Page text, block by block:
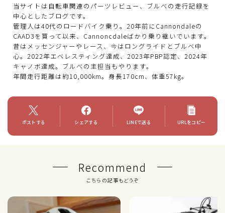
当サイトは自転車関連のパーツレビュー、ブルべの走行記録を
中心としたブログです。
管理人は40代のロードバイク乗り。20年前にCannondaleの
CAAD3を買って以来、Cannoncdaleばかり乗り継いでいます。
昔はメッセンジャーやレース、今はロングライドとブルベ中
心。2022年エベレスティング達成、2023年PBP認定、2024年
キャノボ達成。ブルべの主担当もやります。
年間走行距離は約10,000km。身長170cm、体重57kg。
ポストする シェアする LINEで送る URLをコピー
Recommend
こちらの記事もどうぞ